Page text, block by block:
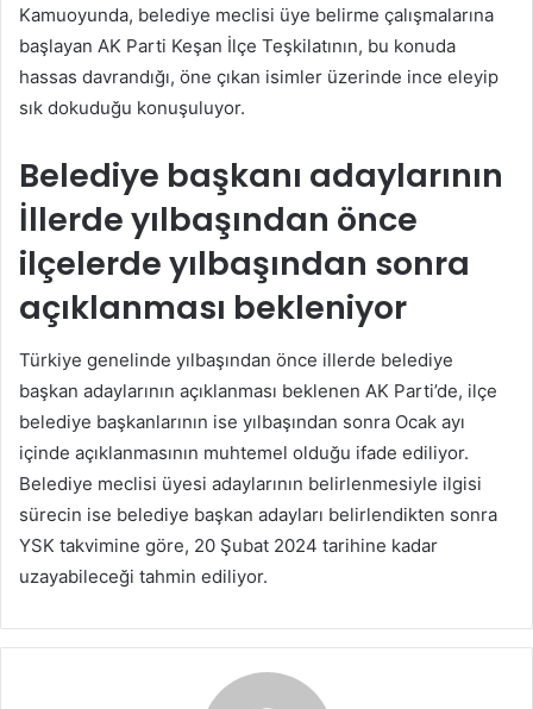
Kamuoyunda, belediye meclisi üye belirme çalışmalarına
başlayan AK Parti Keşan İlçe Teşkilatının, bu konuda
hassas davrandığı, öne çıkan isimler üzerinde ince eleyip
sık dokuduğu konuşuluyor.
Belediye başkanı adaylarının
İllerde yılbaşından önce
ilçelerde yılbaşından sonra
açıklanması bekleniyor
Türkiye genelinde yılbaşından önce illerde belediye
başkan adaylarının açıklanması beklenen AK Parti’de, ilçe
belediye başkanlarının ise yılbaşından sonra Ocak ayı
içinde açıklanmasının muhtemel olduğu ifade ediliyor.
Belediye meclisi üyesi adaylarının belirlenmesiyle ilgisi
sürecin ise belediye başkan adayları belirlendikten sonra
YSK takvimine göre, 20 Şubat 2024 tarihine kadar
uzayabileceği tahmin ediliyor.